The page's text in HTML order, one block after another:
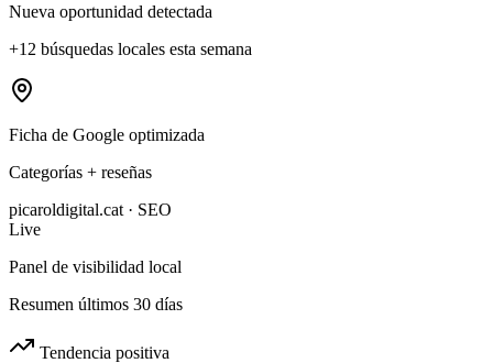
Nueva oportunidad detectada
+12 búsquedas locales esta semana
Ficha de Google optimizada
Categorías + reseñas
picaroldigital.cat · SEO
Live
Panel de visibilidad local
Resumen últimos 30 días
Tendencia positiva